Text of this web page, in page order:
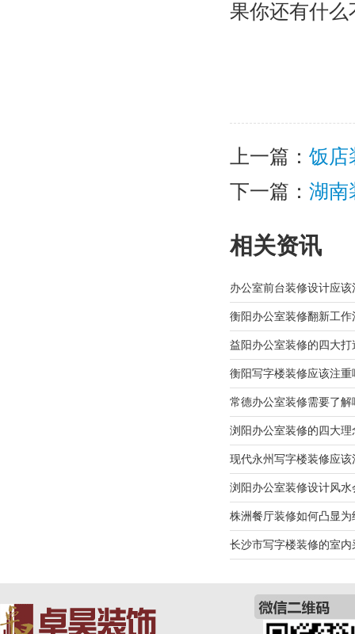
果你还有什
上一篇： 饭店
下一篇： 湖南
相关资讯
办公室前台装修设计应该
衡阳办公室装修翻新工作
益阳办公室装修的四大打
衡阳写字楼装修应该注重
常德办公室装修需要了解
浏阳办公室装修的四大理
现代永州写字楼装修应该
浏阳办公室装修设计风水
株洲餐厅装修如何凸显为
长沙市写字楼装修的室内